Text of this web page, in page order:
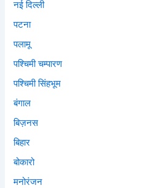
नई दिल्ली
पटना
पलामू
पश्चिमी चम्पारण
पश्चिमी सिंहभूम
बंगाल
बिज़नस
बिहार
बोकारो
मनोरंजन